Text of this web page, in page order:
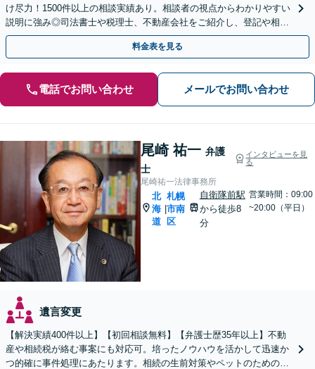
け尽力！1500件以上の相談実績あり。相談者の視点からわかりやすい
説明に強み◎司法書士や税理士、不動産会社をご紹介し、登記や相続
税の申告までワンストップで対応【夜間相談可】
料金表を見る
電話でお問い合わせ メールでお問い合わせ
尾崎 祐一 弁護
士
インタビューを見
る
尾崎祐一法律事務所
北
海
道
|
札幌
市南
区
自衛隊前駅
から徒歩8
分
営業時間：09:00
~20:00（平日）
遺言変更
【解決実績400件以上】【初回相談無料】【弁護士歴35年以上】不動
産や相続税が絡む事案にも対応可。培ったノウハウを活かして迅速か
つ的確に事件処理にあたります。相続の生前対策やペットのための年